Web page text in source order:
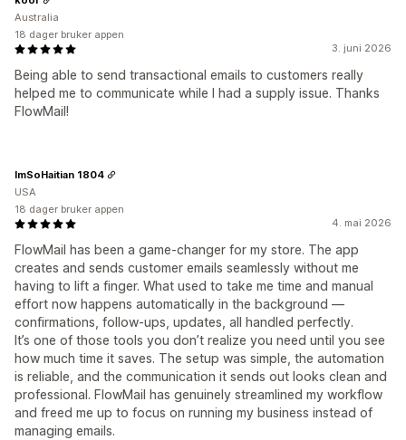
3. juni 2026
Being able to send transactional emails to customers really
helped me to communicate while I had a supply issue. Thanks
FlowMail!
Australia
18 dager bruker appen
4. mai 2026
FlowMail has been a game‑changer for my store. The app
creates and sends customer emails seamlessly without me
having to lift a finger. What used to take me time and manual
effort now happens automatically in the background —
confirmations, follow‑ups, updates, all handled perfectly.
It’s one of those tools you don’t realize you need until you see
how much time it saves. The setup was simple, the automation
is reliable, and the communication it sends out looks clean and
professional. FlowMail has genuinely streamlined my workflow
and freed me up to focus on running my business instead of
managing emails.
ImSoHaitian 1804
USA
18 dager bruker appen